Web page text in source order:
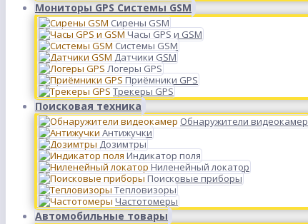
Мониторы GPS Системы GSM
Сирены GSM
Часы GPS и GSM
Системы GSM
Датчики GSM
Логеры GPS
Приёмники GPS
Трекеры GPS
Поисковая техника
Обнаружители видеокамер
Антижучки
Дозимтры
Индикатор поля
Ниленейный локатор
Поисковые приборы
Тепловизоры
Частотомеры
Автомобильные товары